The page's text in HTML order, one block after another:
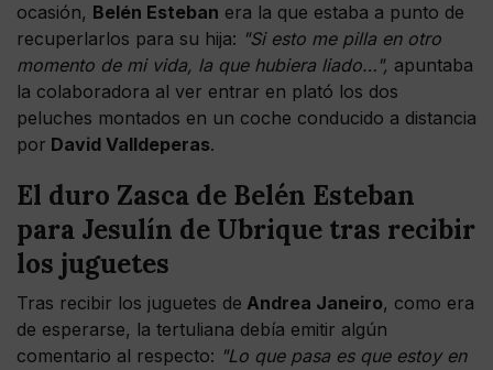
ocasión, Belén Esteban era la que estaba a punto de
recuperlarlos para su hija: "Si esto me pilla en otro
momento de mi vida, la que hubiera liado…", apuntaba
la colaboradora al ver entrar en plató los dos
peluches montados en un coche conducido a distancia
por David Valldeperas.
El duro Zasca de Belén Esteban
para Jesulín de Ubrique tras recibir
los juguetes
Tras recibir los juguetes de Andrea Janeiro, como era
de esperarse, la tertuliana debía emitir algún
comentario al respecto: "Lo que pasa es que estoy en